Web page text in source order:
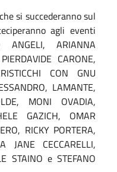
si succederanno sul
agli eventi
ARIANNA
CARONE,
CON GNU
LAMANTE,
MONI OVADIA,
GAZICH, OMAR
RICKY PORTERA,
JANE CECCARELLI,
STAINO e STEFANO